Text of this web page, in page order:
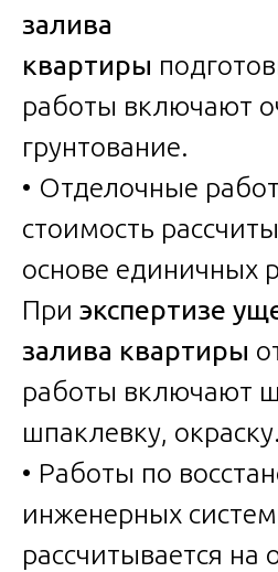
залива
квартиры
работы включают
грунтование.
• Отделочные
стоимость
основе единичных
При экспертизе
залива квартиры
работы включают
шпаклевку, окраску.
• Работы по
инженерных
рассчитывается на